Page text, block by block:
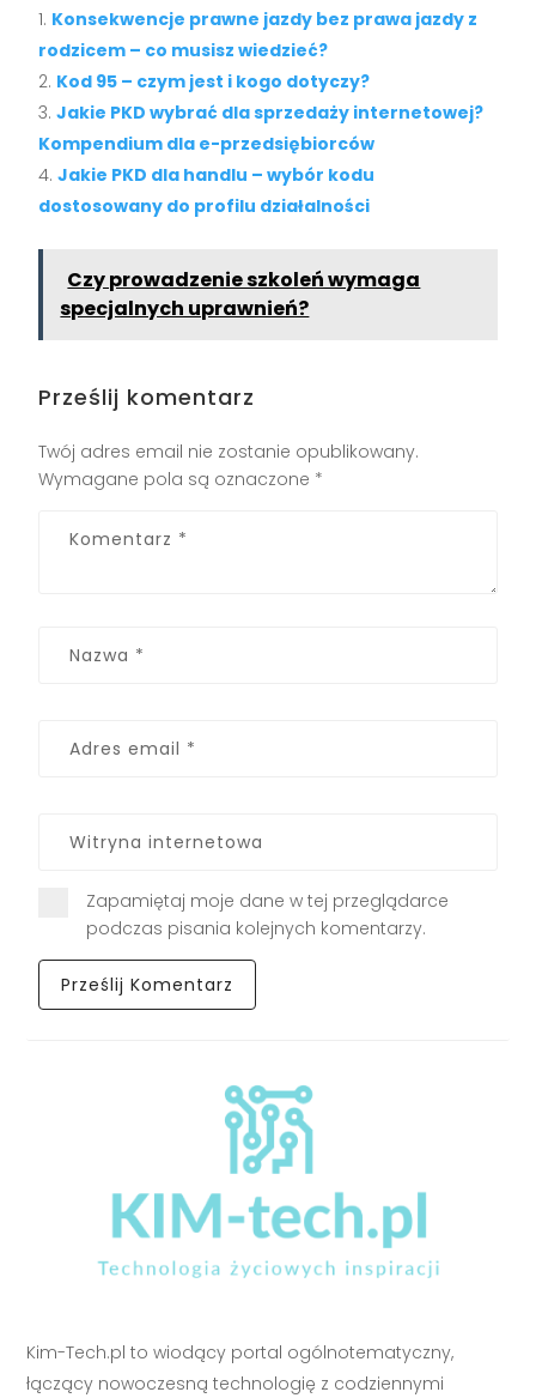
Konsekwencje prawne jazdy bez prawa jazdy z
rodzicem – co musisz wiedzieć?
Kod 95 – czym jest i kogo dotyczy?
Jakie PKD wybrać dla sprzedaży internetowej?
Kompendium dla e-przedsiębiorców
Jakie PKD dla handlu – wybór kodu
dostosowany do profilu działalności
Czy prowadzenie szkoleń wymaga
specjalnych uprawnień?
Prześlij komentarz
Twój adres email nie zostanie opublikowany.
Wymagane pola są oznaczone *
Zapamiętaj moje dane w tej przeglądarce
podczas pisania kolejnych komentarzy.
Kim-Tech.pl to wiodący portal ogólnotematyczny,
łączący nowoczesną technologię z codziennymi